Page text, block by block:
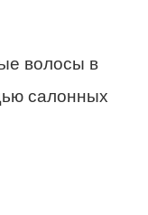
волосы в
салонных